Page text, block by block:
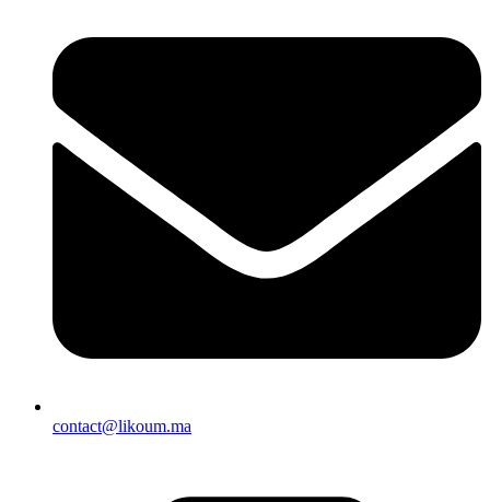
contact@likoum.ma